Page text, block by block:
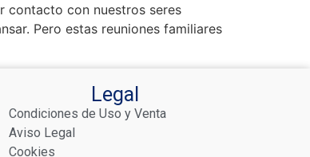
contacto con nuestros seres
Pero estas reuniones familiares
Legal
Condiciones de Uso y Venta
Aviso Legal
Cookies